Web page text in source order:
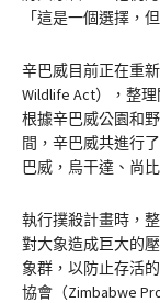
「這是一個選擇，
辛巴威目前正在重
Wildlife Act），整
根據辛巴威公園和
間，辛巴威共進行
巴威，烏干達、尚
執行撲殺計畫時，
對大象造成巨大的
象群，以防止存活
協會（Zimbabwe